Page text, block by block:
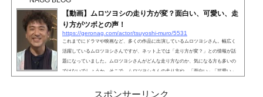
【動画】ムロツヨシの走り方が変？面白い、可愛い、走
り方がツボとの声！
https://geronag.com/actor/tsuyoshi-muro/5531
これまでにドラマや映画など、多くの作品に出演しているムロツヨシさん。幅広く
活躍しているムロツヨシさんですが、ネット上では「走り方が変？」との情報が話
題になっていました。ムロツヨシさんがどんな走り方なのか、気になる方も多いの
ではないでしょうか。そこで、ムロツヨシさんの走り方や、「面白い」「可愛い」
【動画】ムロツヨシの走り方が変？ムロツヨシさんは、これまでに多くの作品に出
スポンサーリンク